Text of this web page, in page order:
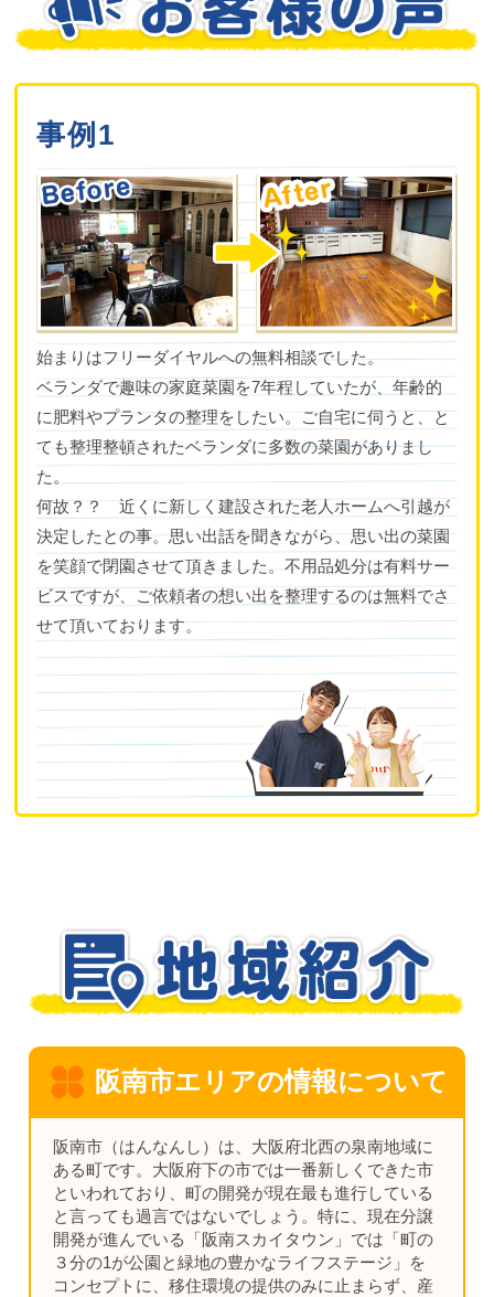
事例1
始まりはフリーダイヤルへの無料相談でした。
ベランダで趣味の家庭菜園を7年程していたが、年齢的
に肥料やプランタの整理をしたい。ご自宅に伺うと、と
ても整理整頓されたベランダに多数の菜園がありまし
た。
何故？？ 近くに新しく建設された老人ホームへ引越が
決定したとの事。思い出話を聞きながら、思い出の菜園
を笑顔で閉園させて頂きました。不用品処分は有料サー
ビスですが、ご依頼者の想い出を整理するのは無料でさ
せて頂いております。
阪南市エリアの情報について
阪南市（はんなんし）は、大阪府北西の泉南地域に
ある町です。大阪府下の市では一番新しくできた市
といわれており、町の開発が現在最も進行している
と言っても過言ではないでしょう。特に、現在分譲
開発が進んでいる「阪南スカイタウン」では「町の
３分の1が公園と緑地の豊かなライフステージ」を
コンセプトに、移住環境の提供のみに止まらず、産